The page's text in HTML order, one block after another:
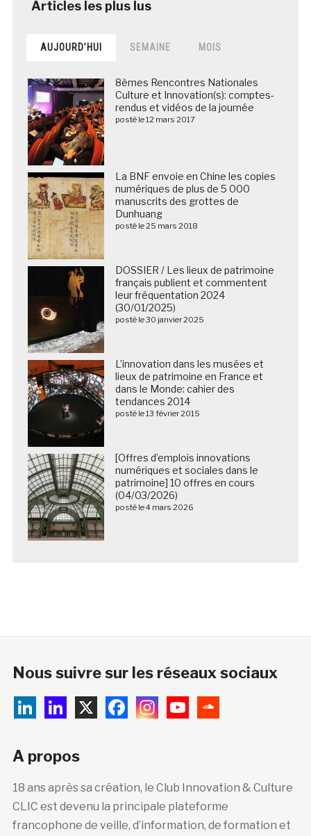
AUJOURD’HUI SEMAINE MOIS
8èmes Rencontres Nationales
Culture et Innovation(s): comptes-
rendus et vidéos de la journée
posté le 12 mars 2017
La BNF envoie en Chine les copies
numériques de plus de 5 000
manuscrits des grottes de
Dunhuang
posté le 25 mars 2018
DOSSIER / Les lieux de patrimoine
français publient et commentent
leur fréquentation 2024
(30/01/2025)
posté le 30 janvier 2025
L’innovation dans les musées et
lieux de patrimoine en France et
dans le Monde: cahier des
tendances 2014
posté le 13 février 2015
[Offres d’emplois innovations
numériques et sociales dans le
patrimoine] 10 offres en cours
(04/03/2026)
posté le 4 mars 2026
Nous suivre sur les réseaux sociaux
A propos
18 ans après sa création, le Club Innovation & Culture
CLIC est devenu la principale plateforme
francophone de veille, d’information, de formation et